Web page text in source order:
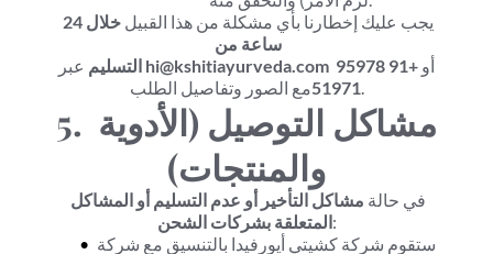
يجب عليك إخطارنا بأي مشكلة من هذا القبيل
التسليم hi@kshitiayurveda.com أو
51971مع الصور وتفاصيل الطلب.
5. مشاكل التوصيل (الأدوية
والمنتجات)
في حالة
المتعلقة بشركات الشحن: